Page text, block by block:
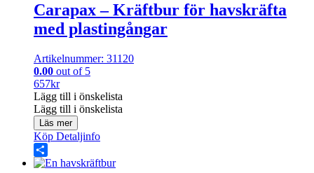
Carapax – Kräftbur för havskräfta
med plastingångar
Artikelnummer: 31120
0.00 out of 5
657kr
Lägg till i önskelista
Lägg till i önskelista
Läs mer
Köp Detaljinfo
Share